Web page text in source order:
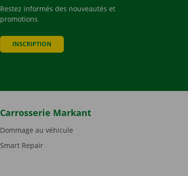
Restez informés des nouveautés et
promotions
INSCRIPTION
Carrosserie Markant
Dommage au véhicule
Smart Repair